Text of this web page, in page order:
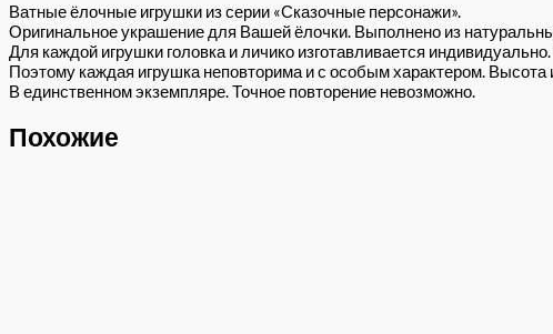
Ватные ёлочные игрушки из серии «Сказочные персонажи».
Оригинальное украшение для Вашей ёлочки. Выполнено из
Для каждой игрушки головка и личико изготавливается
Поэтому каждая игрушка неповторима и с особым характером.
В единственном экземпляре. Точное повторение невозможно.
Похожие